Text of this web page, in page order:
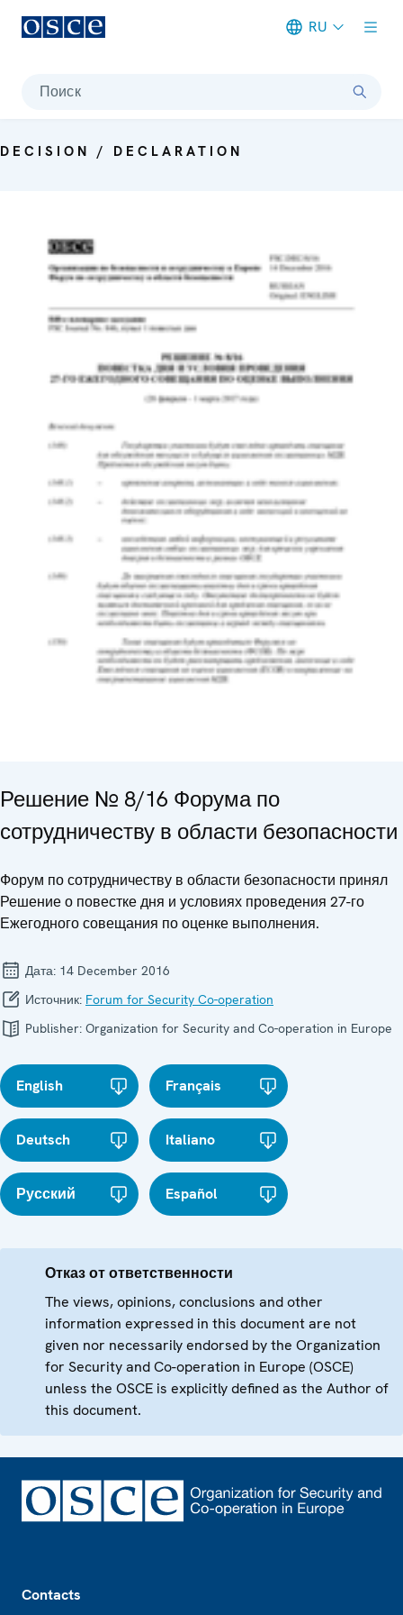
RU
Поиск
DECISION / DECLARATION
Решение № 8/16 Форума по
сотрудничеству в области безопасности
Форум по сотрудничеству в области безопасности принял
Решение о повестке дня и условиях проведения 27-го
Ежегодного совещания по оценке выполнения.
Дата: 14 December 2016
Источник: Forum for Security Co-operation
Publisher: Organization for Security and Co-operation in Europe
English Français
Deutsch Italiano
Русский Español
Отказ от ответственности
The views, opinions, conclusions and other
information expressed in this document are not
given nor necessarily endorsed by the Organization
for Security and Co-operation in Europe (OSCE)
unless the OSCE is explicitly defined as the Author of
this document.
Contacts